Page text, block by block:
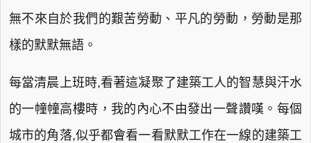
無不來自於我們的艱苦勞動、平凡的勞動，勞動是那
樣的默默無語。
每當清晨上班時,看著這凝聚了建築工人的智慧與汗水
的一幢幢高樓時，我的內心不由發出一聲讚嘆。每個
城市的角落,似乎都會看一看默默工作在一線的建築工